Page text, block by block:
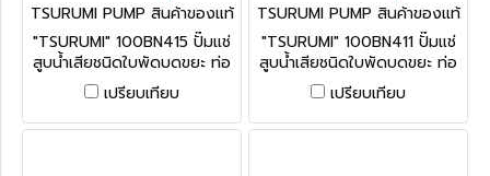
TSURUMI PUMP สินค้าของแท้
จากโรงงานผู้ผลิต 100BN415
"TSURUMI" 100BN415 ปั๊มแช่
สูบน้ำเสียชนิดใบพัดบดขยะ ท่อ
4 นิ้ว 20 แรงม้า ส่งสูง 30-13
เมตร 380V เหมาะสำหรับน้ำเสีย
ของแข็ง หรือวัสดุเส้นใย
เปรียบเทียบ
TSURUMI PUMP สินค้าของแท้
จากโรงงานผู้ผลิต 100BN411
"TSURUMI" 100BN411 ปั๊มแช่
สูบน้ำเสียชนิดใบพัดบดขยะ ท่อ
4 นิ้ว 15 แรงม้า ส่งสูง 26-12.5
เมตร 380V เหมาะสำหรับน้ำเสีย
ของแข็ง หรือวัสดุเส้นใย
เปรียบเทียบ